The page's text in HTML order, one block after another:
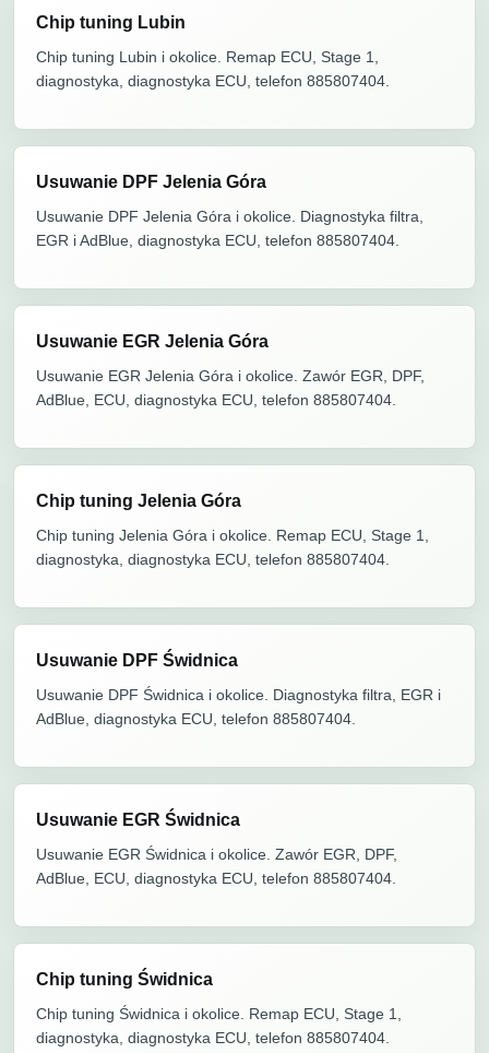
Chip tuning Lubin
Chip tuning Lubin i okolice. Remap ECU, Stage 1,
diagnostyka, diagnostyka ECU, telefon 885807404.
Usuwanie DPF Jelenia Góra
Usuwanie DPF Jelenia Góra i okolice. Diagnostyka filtra,
EGR i AdBlue, diagnostyka ECU, telefon 885807404.
Usuwanie EGR Jelenia Góra
Usuwanie EGR Jelenia Góra i okolice. Zawór EGR, DPF,
AdBlue, ECU, diagnostyka ECU, telefon 885807404.
Chip tuning Jelenia Góra
Chip tuning Jelenia Góra i okolice. Remap ECU, Stage 1,
diagnostyka, diagnostyka ECU, telefon 885807404.
Usuwanie DPF Świdnica
Usuwanie DPF Świdnica i okolice. Diagnostyka filtra, EGR i
AdBlue, diagnostyka ECU, telefon 885807404.
Usuwanie EGR Świdnica
Usuwanie EGR Świdnica i okolice. Zawór EGR, DPF,
AdBlue, ECU, diagnostyka ECU, telefon 885807404.
Chip tuning Świdnica
Chip tuning Świdnica i okolice. Remap ECU, Stage 1,
diagnostyka, diagnostyka ECU, telefon 885807404.